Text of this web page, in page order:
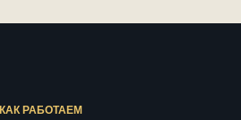
КАК РАБОТАЕМ